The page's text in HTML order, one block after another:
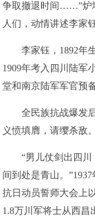
争取撤退时间……”炉
人们，动情讲述李家
李家钰，1892年生
1909年考入四川陆军
堂和南京陆军军官预
全民族抗战爆发后
义愤填膺，请缨杀敌。
“男儿仗剑出四川
间到处是青山。
抗日动员誓师大会上
1.8万川军将士从西